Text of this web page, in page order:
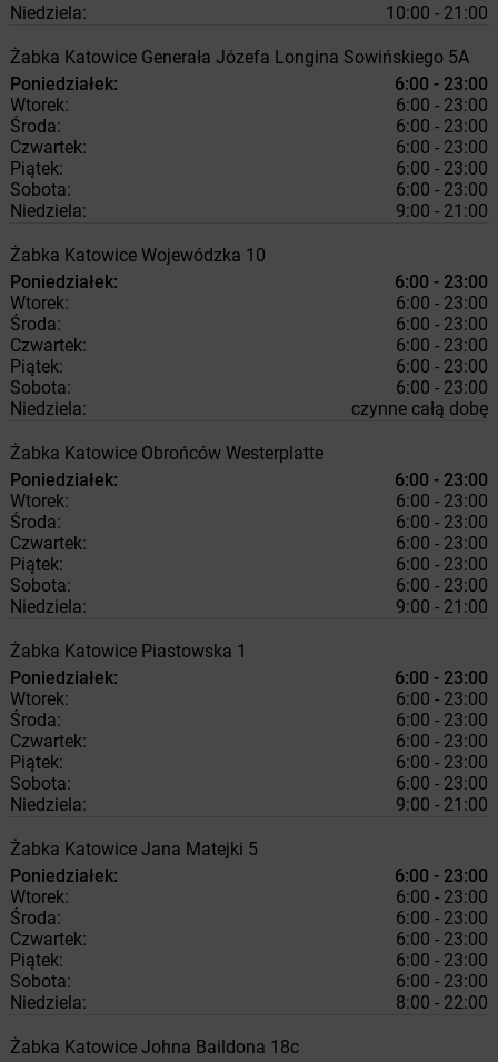
Niedziela:
10:00 - 21:00
Żabka Katowice Generała Józefa Longina Sowińskiego 5A
Poniedziałek:
6:00 - 23:00
Wtorek:
6:00 - 23:00
Środa:
6:00 - 23:00
Czwartek:
6:00 - 23:00
Piątek:
6:00 - 23:00
Sobota:
6:00 - 23:00
Niedziela:
9:00 - 21:00
Żabka Katowice Wojewódzka 10
Poniedziałek:
6:00 - 23:00
Wtorek:
6:00 - 23:00
Środa:
6:00 - 23:00
Czwartek:
6:00 - 23:00
Piątek:
6:00 - 23:00
Sobota:
6:00 - 23:00
Niedziela:
czynne całą dobę
Żabka Katowice Obrońców Westerplatte
Poniedziałek:
6:00 - 23:00
Wtorek:
6:00 - 23:00
Środa:
6:00 - 23:00
Czwartek:
6:00 - 23:00
Piątek:
6:00 - 23:00
Sobota:
6:00 - 23:00
Niedziela:
9:00 - 21:00
Żabka Katowice Piastowska 1
Poniedziałek:
6:00 - 23:00
Wtorek:
6:00 - 23:00
Środa:
6:00 - 23:00
Czwartek:
6:00 - 23:00
Piątek:
6:00 - 23:00
Sobota:
6:00 - 23:00
Niedziela:
9:00 - 21:00
Żabka Katowice Jana Matejki 5
Poniedziałek:
6:00 - 23:00
Wtorek:
6:00 - 23:00
Środa:
6:00 - 23:00
Czwartek:
6:00 - 23:00
Piątek:
6:00 - 23:00
Sobota:
6:00 - 23:00
Niedziela:
8:00 - 22:00
Żabka Katowice Johna Baildona 18c